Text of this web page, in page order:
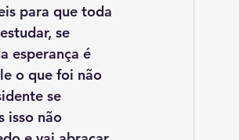
se
esperança é
o que foi não
se
isso não